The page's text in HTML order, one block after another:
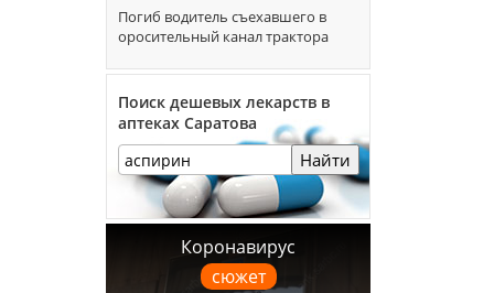
Погиб водитель съехавшего в
оросительный канал трактора
Поиск дешевых лекарств в
аптеках Саратова
Найти
Коронавирус
сюжет